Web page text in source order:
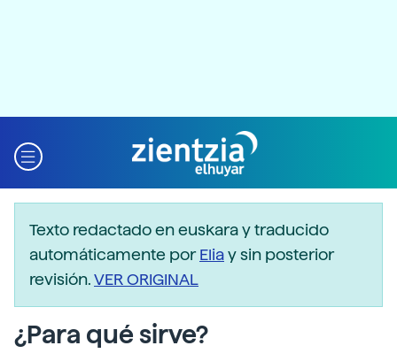
Texto redactado en euskara y traducido
automáticamente porEliay sin posterior
revisión.VER ORIGINAL
¿Para qué sirve?